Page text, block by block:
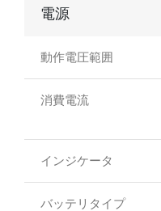
電源
動作電圧範囲
消費電流
インジケータ
バッテリタイプ